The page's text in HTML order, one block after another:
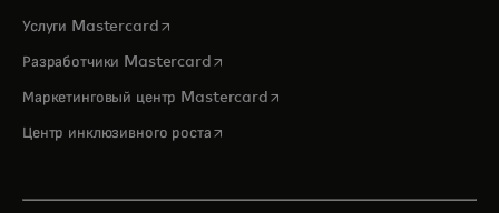
Услуги Mastercardopens in a new tab
Разработчики Mastercardopens in a new tab
Маркетинговый центр Mastercardopens in a new tab
Центр инклюзивного ростаopens in a new tab